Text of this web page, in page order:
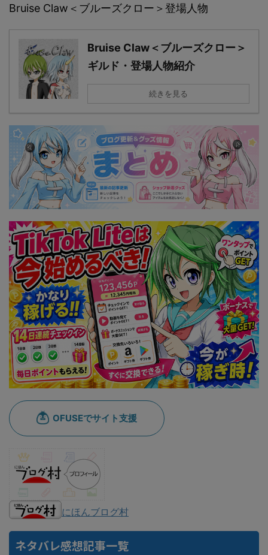
Bruise Claw＜ブルーズクロー＞登場人物
Bruise Claw＜ブルーズクロー＞
ギルド・登場人物紹介
続きを見る
にほんブログ村
ネタバレ感想記事一覧